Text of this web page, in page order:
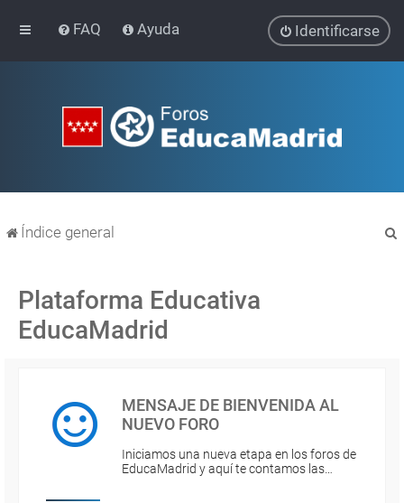
FAQ Ayuda Identificarse
Índice general
Plataforma Educativa
EducaMadrid
MENSAJE DE BIENVENIDA AL
NUEVO FORO
Iniciamos una nueva etapa en los foros de
EducaMadrid y aquí te contamos las…